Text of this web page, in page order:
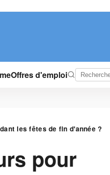
Offres d'emploi
les fêtes de fin d'année ?
pour